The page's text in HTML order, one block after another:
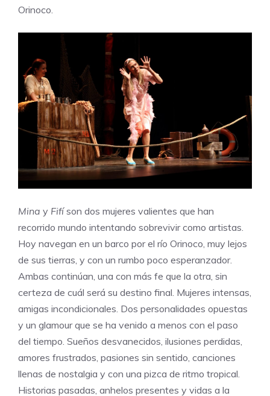
Orinoco.
Mina y Fifíson dos mujeres valientes que han
recorrido mundo intentando sobrevivir como artistas.
Hoy navegan en un barco por el río Orinoco, muy lejos
de sus tierras, y con un rumbo poco esperanzador.
Ambas continúan, una con más fe que la otra, sin
certeza de cuál será su destino final. Mujeres intensas,
amigas incondicionales. Dos personalidades opuestas
y un glamour que se ha venido a menos con el paso
del tiempo. Sueños desvanecidos, ilusiones perdidas,
amores frustrados, pasiones sin sentido, canciones
llenas de nostalgia y con una pizca de ritmo tropical.
Historias pasadas, anhelos presentes y vidas a la